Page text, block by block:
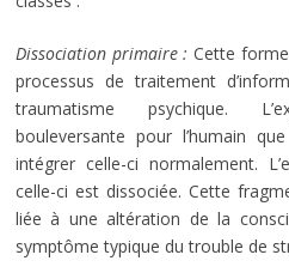
Dissociation primaire :Cette
processus de traitement
traumatisme psychique.
bouleversante pour l’humain
intégrer celle-ci normalement.
celle-ci est dissociée. Cette
liée à une altération de la
symptôme typique du trouble de